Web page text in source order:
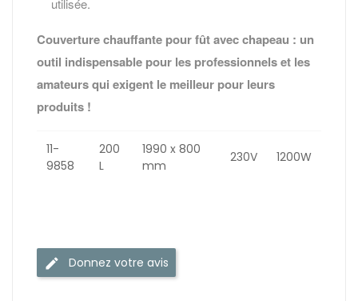
utilisée.
Couverture chauffante pour fût avec chapeau : un
outil indispensable pour les professionnels et les
amateurs qui exigent le meilleur pour leurs
produits !
11-
9858
200
L
1990 x 800
mm
230V 1200W
Donnez votre avis